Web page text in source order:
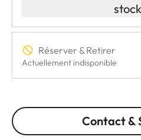
stock
Réserver & Retirer
Actuellement indisponible
Contact &